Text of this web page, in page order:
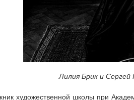
Лилия Брик и
художественной школы при